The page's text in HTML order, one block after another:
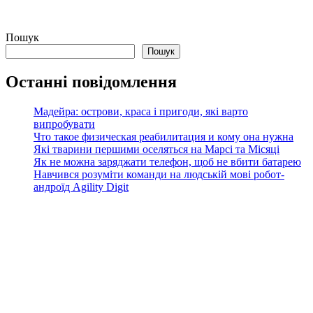
Пошук
Пошук
Останні повідомлення
Мадейра: острови, краса і пригоди, які варто
випробувати
Что такое физическая реабилитация и кому она нужна
Які тварини першими оселяться на Марсі та Місяці
Як не можна заряджати телефон, щоб не вбити батарею
Навчився розуміти команди на людській мові робот-
андроїд Agility Digit